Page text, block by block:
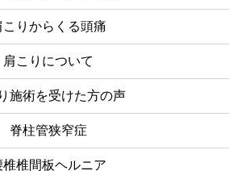
こりからくる頭痛
肩こりについて
施術を受けた方の声
脊柱管狭窄症
椎椎間板ヘルニア